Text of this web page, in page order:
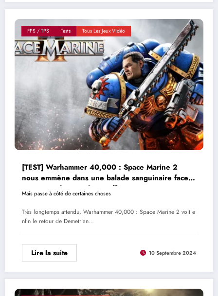
FPS / TPS Tests Tous Les Jeux Vidéo
[TEST] Warhammer 40,000 : Space Marine 2
nous emmène dans une balade sanguinaire face
aux Tyranides, et plus si affinité
Mais passe à côté de certaines choses
Très longtemps attendu, Warhammer 40,000 : Space Marine 2 voit e
nfin le retour de Demetrian…
Lire la suite 10 Septembre 2024